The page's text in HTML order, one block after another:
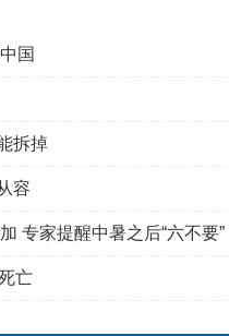
国
拆掉
容
专家提醒中暑之后“六不要”
亡